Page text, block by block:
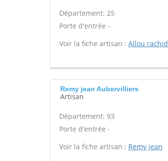
Département: 25
Porte d'entrée -
Voir la fiche artisan : Allou rachid
Remy jean Aubervilliers
Artisan
Département: 93
Porte d'entrée -
Voir la fiche artisan : Remy jean